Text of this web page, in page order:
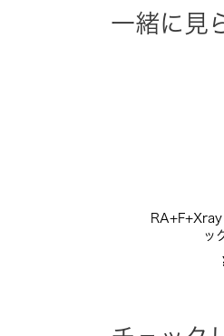
一緒に見
RA+F+Xray
ッ